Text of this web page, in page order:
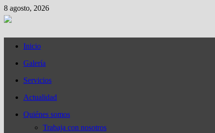
Saltar
al
contenido
8 agosto, 2026
Inicio
Galería
Servicios
Actualidad
Quiénes somos
Trabaja con nosotros